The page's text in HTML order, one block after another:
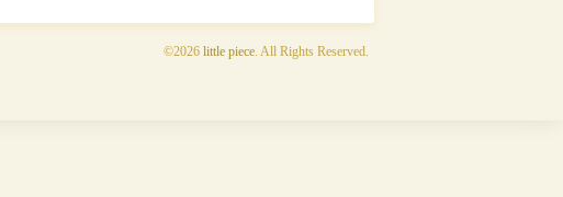
©2026 little piece . All Rights Reserved.